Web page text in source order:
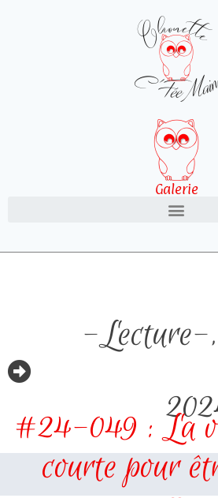
Galerie
-Lecture-
#24-049 : La
courte pour